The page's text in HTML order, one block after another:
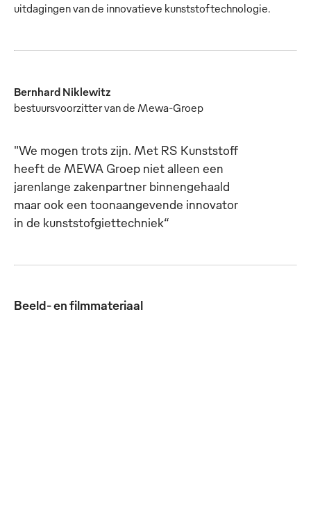
uitdagingen van de innovatieve kunststoftechnologie.
Bernhard Niklewitz
bestuursvoorzitter van de Mewa-Groep
"We mogen trots zijn. Met RS Kunststoff
heeft de MEWA Groep niet alleen een
jarenlange zakenpartner binnengehaald
maar ook een toonaangevende innovator
in de kunststofgiettechniek“
Beeld- en filmmateriaal